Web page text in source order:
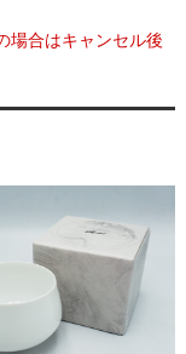
場合はキャンセル後